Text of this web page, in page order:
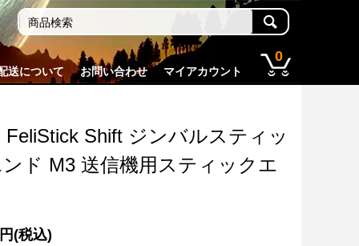
送について お問い合わせ マイアカウント
0
FeliStick Shift ジンバルスティッ
ド M3 送信機用スティックエ
(税込)